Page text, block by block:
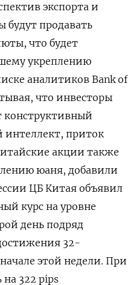
экспорта и
будут продавать
что будет
‍укреплению
аналитиков Bank of
что инвесторы
интеллект, ​приток
акции также
юаня, добавили
ЦБ Китая объявил
курс на уровне
день подряд
32-‌
этой недели. При
на 322 pips